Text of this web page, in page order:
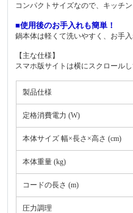
コンパクトサイズなので、キッチ
■使用後のお手入れも簡単！
鍋本体は軽くて洗いやすく、お手
【主な仕様】
スマホ版サイトは横にスクロール
製品仕様
定格消費電力 (W)
本体サイズ 幅×長さ×高さ (cm)
本体重量 (kg)
コードの長さ (m)
圧力調理